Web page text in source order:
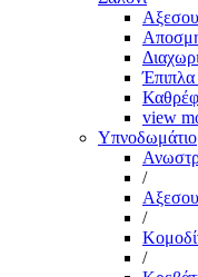
view
Υπνοδωμάτιο
/
/
/